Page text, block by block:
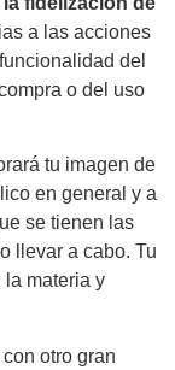
a las acciones
del
o del uso
tu imagen de
en general y a
se tienen las
llevar a cabo. Tu
la materia y
otro gran